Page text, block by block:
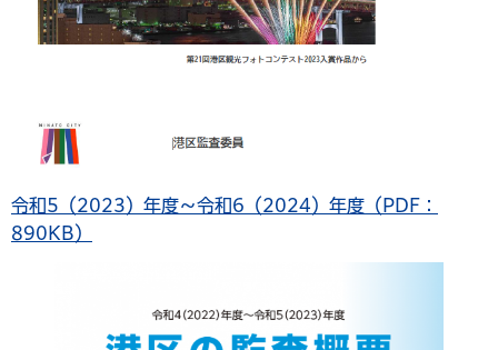
令和5（2023）年度～令和6（2024）年度（PDF：
890KB）